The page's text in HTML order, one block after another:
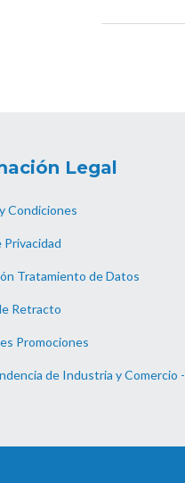
Legal
Condiciones
Privacidad
Tratamiento de Datos
Retracto
Promociones
de Industria y Comercio -